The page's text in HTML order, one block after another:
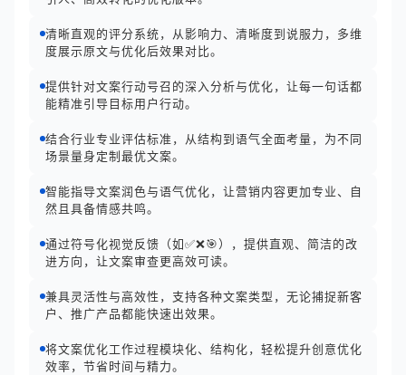
清晰直观的评分系统，从影响力、清晰度到说服力，多维
度展示原文与优化后效果对比。
提供针对文案行动号召的深入分析与优化，让每一句话都
能精准引导目标用户行动。
结合行业专业评估标准，从结构到语气全面考量，为不同
场景量身定制最优文案。
智能指导文案润色与语气优化，让营销内容更加专业、自
然且具备情感共鸣。
通过符号化视觉反馈（如✅❌🎯），提供直观、简洁的改
进方向，让文案审查更高效可读。
兼具灵活性与高效性，支持各种文案类型，无论捕捉新客
户、推广产品都能快速出效果。
将文案优化工作过程模块化、结构化，轻松提升创意优化
效率，节省时间与精力。